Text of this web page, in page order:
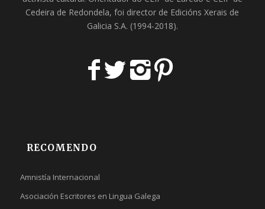
Cedeira de Redondela, foi director de Edicións Xerais de
Galicia S.A. (1994-2018).
RECOMENDO
Amnistía Internacional
Asociación Escritores en Lingua Galega